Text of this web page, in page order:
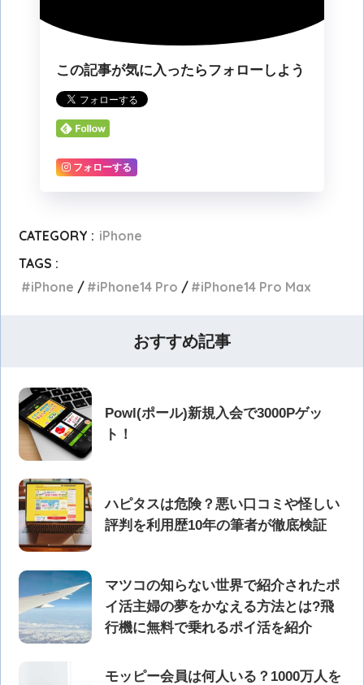
この記事が気に入ったらフォローしよう
フォローする
CATEGORY : iPhone
TAGS :
iPhone
iPhone14 Pro iPhone14 Pro Max
おすすめ記事
Powl(ポール)新規入会で3000Pゲッ
ト！
ハピタスは危険？悪い口コミや怪しい
評判を利用歴10年の筆者が徹底検証
マツコの知らない世界で紹介されたポ
イ活主婦の夢をかなえる方法とは?飛
行機に無料で乗れるポイ活を紹介
モッピー会員は何人いる？1000万人を